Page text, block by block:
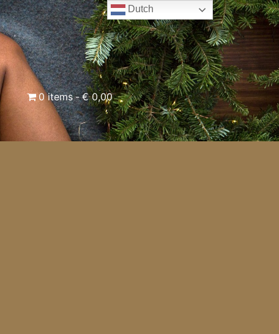
0 items € 0,00
Dutch